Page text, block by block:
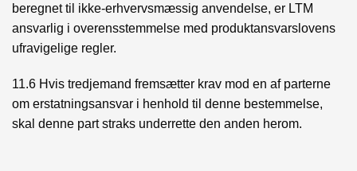
beregnet til ikke-erhvervsmæssig anvendelse, er LTM
ansvarlig i overensstemmelse med produktansvarslovens
ufravigelige regler.
11.6 Hvis tredjemand fremsætter krav mod en af parterne
om erstatningsansvar i henhold til denne bestemmelse,
skal denne part straks underrette den anden herom.